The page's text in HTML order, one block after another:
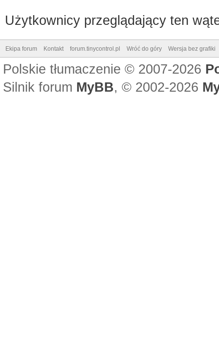
Użytkownicy przeglądający ten
Ekipa forum Kontakt forum.tinycontrol.pl Wróć do góry Wersja bez grafiki
Polskie tłumaczenie © 2007-2026
Silnik forum MyBB, © 2002-2026